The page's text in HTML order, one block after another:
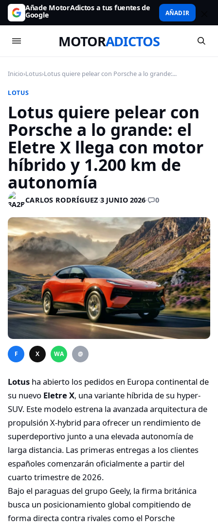
Añade MotorAdictos a tus fuentes de
Google AÑADIR
MOTORADICTOS
Inicio›Lotus›Lotus quiere pelear con Porsche a lo grande:...
LOTUS
Lotus quiere pelear con
Porsche a lo grande: el
Eletre X llega con motor
híbrido y 1.200 km de
autonomía
CARLOS RODRÍGUEZ·3 JUNIO 2026· 0
F X WA @
Lotus ha abierto los pedidos en Europa continental de
su nuevo Eletre X, una variante híbrida de su hyper-
SUV. Este modelo estrena la avanzada arquitectura de
propulsión X-hybrid para ofrecer un rendimiento de
superdeportivo junto a una elevada autonomía de
larga distancia. Las primeras entregas a los clientes
españoles comenzarán oficialmente a partir del
cuarto trimestre de 2026.
Bajo el paraguas del grupo Geely, la firma británica
busca un posicionamiento global compitiendo de
forma directa contra rivales como el Porsche